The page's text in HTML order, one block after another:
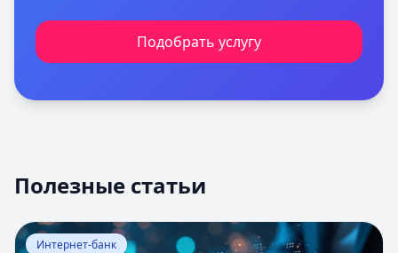
Подобрать услугу
Полезные статьи
Перейти к статье:Оценка вероятности банкротства
Интернет-банк